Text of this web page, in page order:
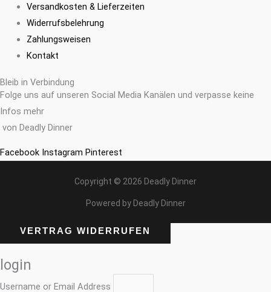
Versandkosten & Lieferzeiten
Widerrufsbelehrung
Zahlungsweisen
Kontakt
Bleib in Verbindung
Folge uns auf unseren Social Media Kanälen und verpasse keine
Infos mehr
von Deadly Dinner
Facebook Instagram Pinterest
Copyright © 2026 Deadly Dinner
Powered by Deadly Dinner
VERTRAG WIDERRUFEN
login
Username or Email Address